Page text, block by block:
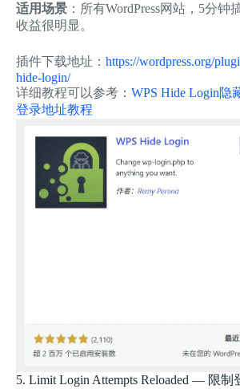
适用场景 ：所有WordPress网站，5分钟
收益很明显。
插件下载地址： https://wordpress.org/
hide-login/
详细教程可以参考： WPS Hide Login隐
登录地址教程
5. Limit Login Attempts Reloaded — 限制